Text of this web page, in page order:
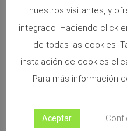
Más
Necesitarás menos
conducción por ciudad y los
Aprenderás a conducir
nuestros visitantes, y
integrado. Haciendo click
de todas las cookies.
instalación de cookies
Para más información
Aceptar